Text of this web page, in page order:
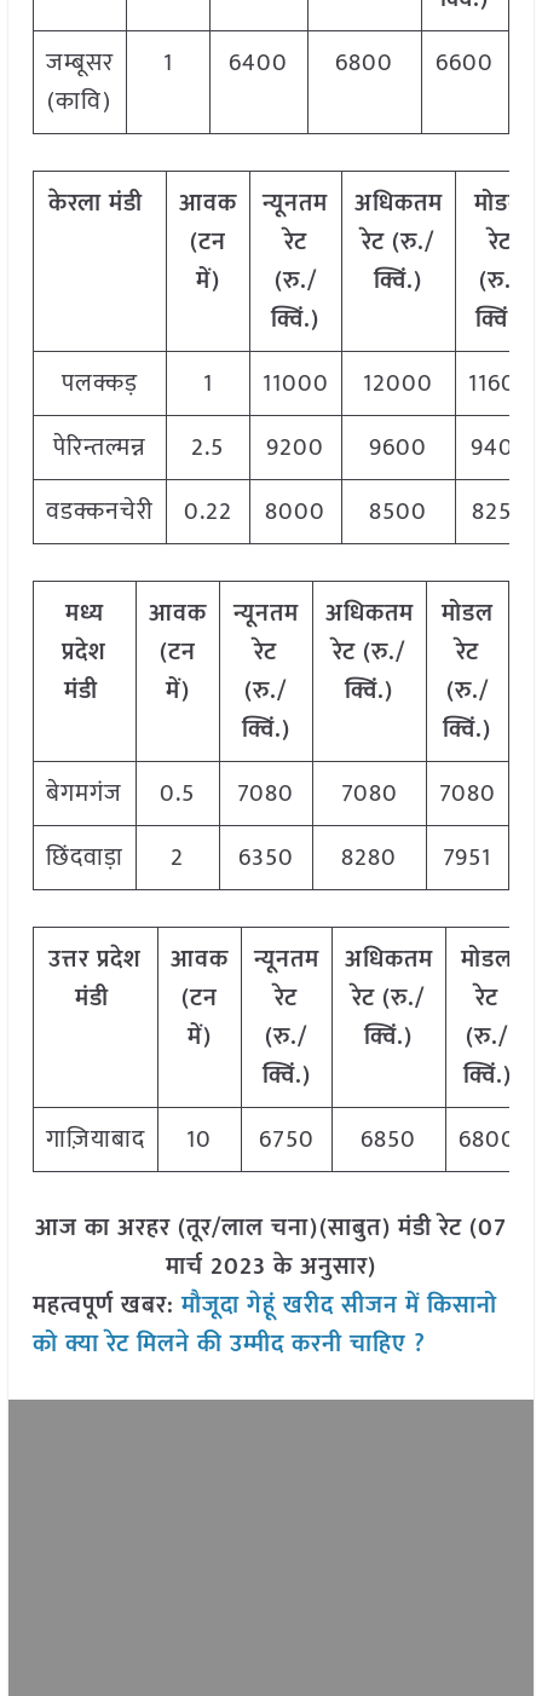
जम्बूसर
(कावि)
1 6400 6800 6600
केरलामंडी
आवक
(टन
में)
न्यूनतम
रेट
(रु./
क्विं.)
अधिकतम
रेट (रु./
क्विं.)
मोडल
रेट
(रु./
क्विं.)
पलक्कड़
1 11000 12000
11600
पेरिन्तल्मन्न
2.5 9200 9600
9400
वडक्कनचेरी
0.22 8000 8500 8250
मध्य
प्रदेश
मंडी
आवक
(टन
में)
न्यूनतम
रेट
(रु./
क्विं.)
अधिकतम
रेट (रु./
क्विं.)
मोडल
रेट
(रु./
क्विं.)
बेगमगंज
0.5 7080 7080
7080
छिंदवाड़ा
2 6350 8280 7951
उत्तरप्रदेश
मंडी
आवक
(टन
में)
न्यूनतम
रेट
(रु./
क्विं.)
अधिकतम
रेट (रु./
क्विं.)
मोडल
रेट
(रु./
क्विं.)
गाज़ियाबाद
10 6750 6850 6800
आज का अरहर (तूर/लाल चना)(साबुत) मंडी रेट (07
मार्च 2023 के अनुसार)
महत्वपूर्ण खबर:मौजूदा गेहूं खरीद सीजन में किसानो
को क्या रेट मिलने की उम्मीद करनी चाहिए ?